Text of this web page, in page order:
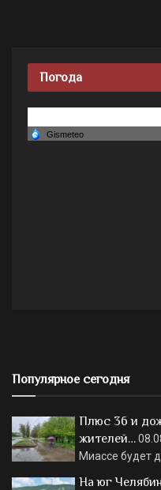
Погода
Популярное сегодня
Плюс 36 и
жителей…
Миассе будет
На юг